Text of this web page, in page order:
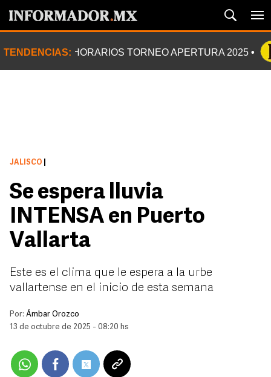
TENDENCIAS: HORARIOS TORNEO APERTURA 2025
JALISCO
Se espera lluvia
INTENSA en Puerto
Vallarta
Este es el clima que le espera a la urbe
vallartense en el inicio de esta semana
Por: Ámbar Orozco
13 de octubre de 2025 - 08:20 hs